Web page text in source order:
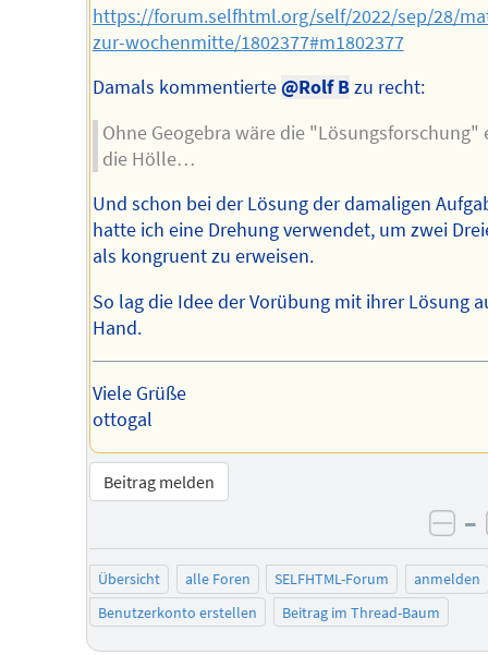
https://forum.selfhtml.org/self/2022/sep/28/
zur-wochenmitte/1802377#m1802377
Damals kommentierte@Rolf Bzu recht:
Ohne Geogebra wäre die "Lösungsforschung"
die Hölle…
Und schon bei der Lösung der damaligen
hatte ich eine Drehung verwendet, um zwei
als kongruent zu erweisen.
So lag die Idee der Vorübung mit ihrer Lösung
Hand.
Viele Grüße
ottogal
Beitrag melden
–
Übersicht alle Foren SELFHTML-Forum
anmelden
Benutzerkonto erstellen
Beitrag im Thread-Baum